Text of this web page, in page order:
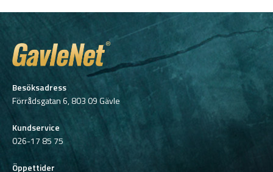
Besöksadress
Förrådsgatan 6, 803 09 Gävle
Kundservice
026-17 85 75
Öppettider